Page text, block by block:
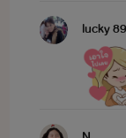
lucky 89